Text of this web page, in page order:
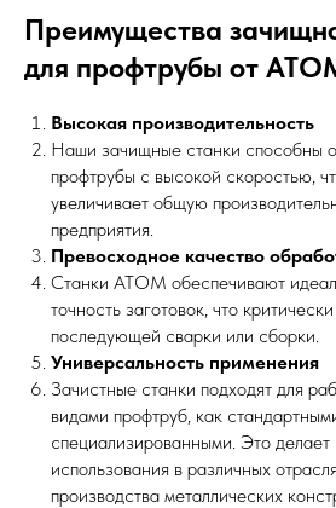
Преимущества
для профтрубы от
Высокая производительность
Наши зачищные станки способны
профтрубы с высокой скоростью,
увеличивает общую
предприятия.
Превосходное качество
Станки АТОМ обеспечивают
точность заготовок, что
последующей сварки или сборки.
Универсальность применения
Зачистные станки подходят для
видами профтруб, как
специализированными. Это
использования в различных
производства металлических